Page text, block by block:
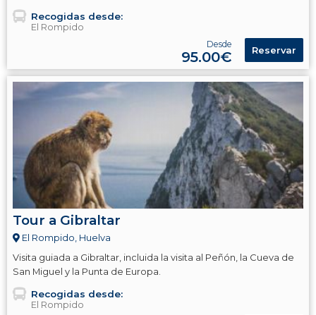
Recogidas desde:
El Rompido
Desde
95.00€ Reservar
Tour a Gibraltar
El Rompido, Huelva
Visita guiada a Gibraltar, incluida la visita al Peñón, la Cueva de
San Miguel y la Punta de Europa.
Recogidas desde:
El Rompido